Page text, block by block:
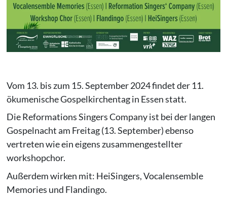
Vom 13. bis zum 15. September 2024 findet der 11.
ökumenische Gospelkirchentag in Essen statt.
Die Reformations Singers Company ist bei der langen
Gospelnacht am Freitag (13. September) ebenso
vertreten wie ein eigens zusammengestellter
workshopchor.
Außerdem wirken mit: HeiSingers, Vocalensemble
Memories und Flandingo.